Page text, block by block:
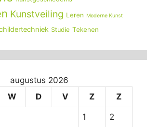
Kunstveiling Leren Moderne Kunst
Studie Tekenen
augustus 2026
W D V Z Z
1 2